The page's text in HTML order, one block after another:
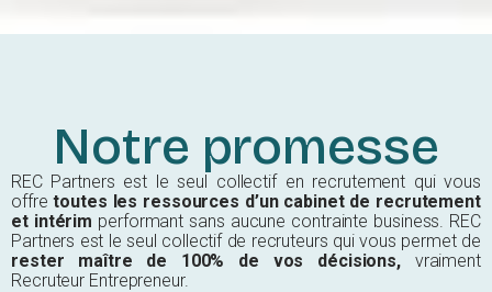
Notre promesse
REC Partners est le seul collectif en recrutement qui vous
offretoutes les ressources d’un cabinet de recrutement
et intérim performant sans aucune contrainte business. REC
Partners est le seul collectif de recruteurs qui vous permet de
rester maître de 100% de vos décisions, vraiment
Recruteur Entrepreneur.